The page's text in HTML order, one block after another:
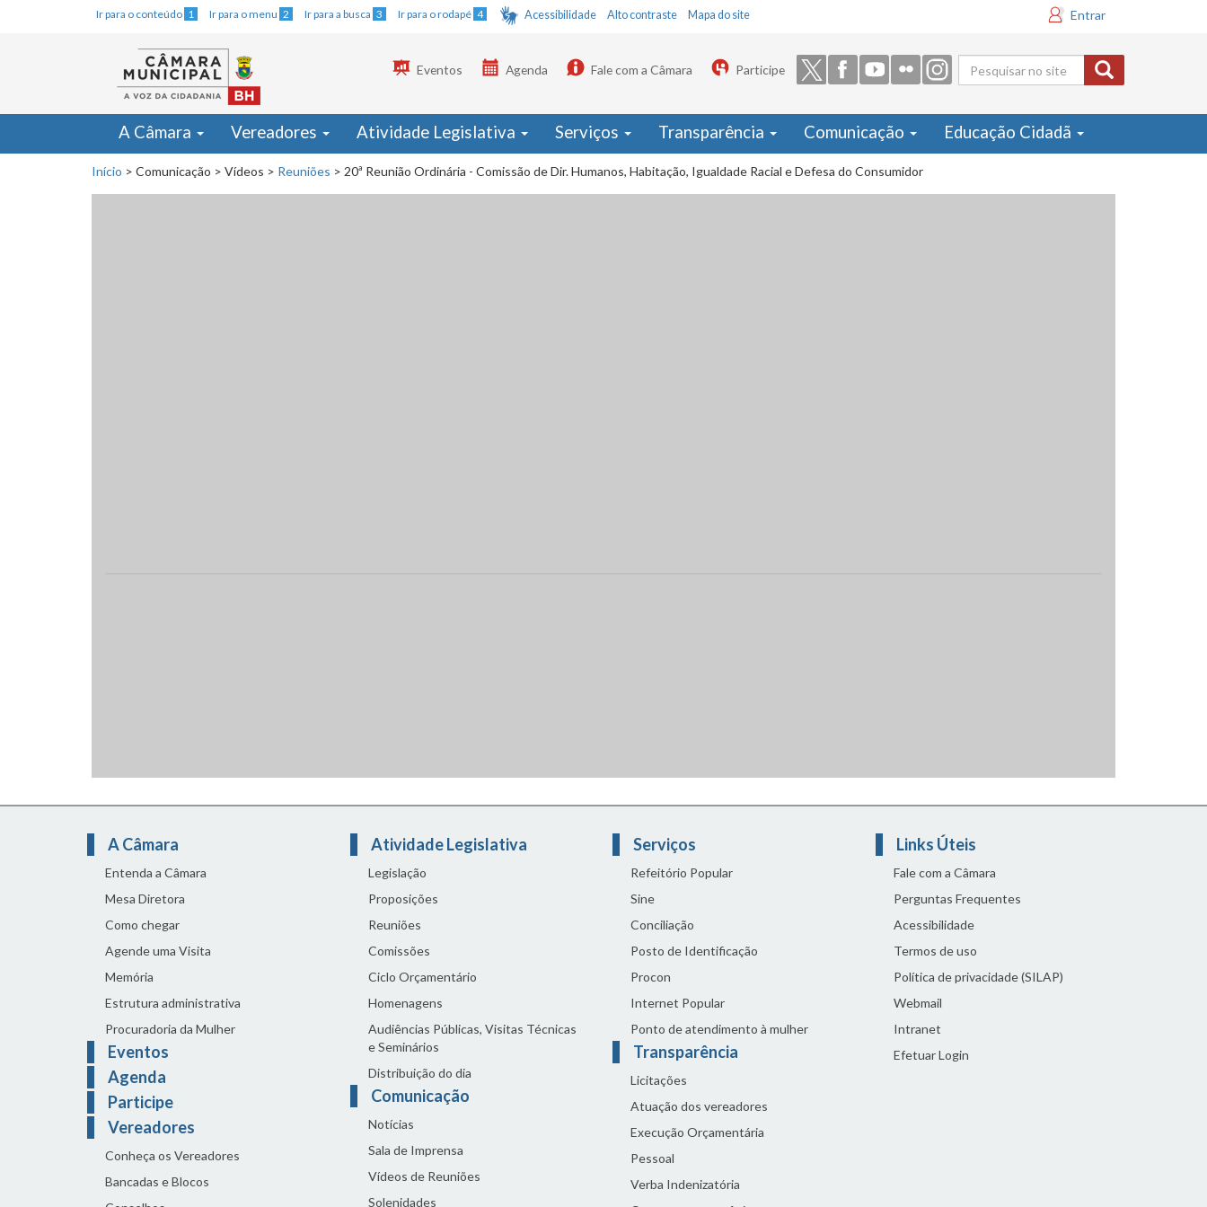
Ir para o conteúdo 1 Ir para o menu 2 Ir para a busca 3 Ir para o rodapé 4 Acessibilidade Alto contraste Mapa do site Entrar
Formulário
de busca
Eventos Agenda Fale com a Câmara Participe
A Câmara Vereadores Atividade Legislativa Serviços Transparência Comunicação Educação Cidadã
Início > Comunicação > Vídeos > Reuniões > 20ª Reunião Ordinária - Comissão de Dir. Humanos, Habitação, Igualdade Racial e Defesa do Consumidor
A Câmara
Entenda a Câmara
Mesa Diretora
Como chegar
Agende uma Visita
Memória
Estrutura administrativa
Procuradoria da Mulher
Eventos
Agenda
Participe
Vereadores
Conheça os Vereadores
Bancadas e Blocos
Atividade Legislativa
Legislação
Proposições
Reuniões
Comissões
Ciclo Orçamentário
Homenagens
Audiências Públicas, Visitas Técnicas
e Seminários
Distribuição do dia
Comunicação
Notícias
Sala de Imprensa
Vídeos de Reuniões
Solenidades
Serviços
Refeitório Popular
Sine
Conciliação
Posto de Identificação
Procon
Internet Popular
Ponto de atendimento à mulher
Transparência
Licitações
Atuação dos vereadores
Execução Orçamentária
Pessoal
Verba Indenizatória
Links Úteis
Fale com a Câmara
Perguntas Frequentes
Acessibilidade
Termos de uso
Política de privacidade (SILAP)
Webmail
Intranet
Efetuar Login